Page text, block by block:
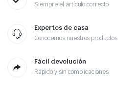
Siempre el artículo correcto
Expertos de casa
Conocemos nuestros productos
Fácil devolución
Rápido y sin complicaciones